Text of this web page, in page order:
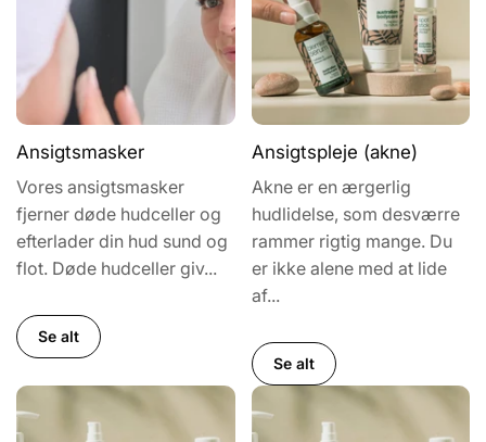
Ansigtsmasker
Vores ansigtsmasker
fjerner døde hudceller og
efterlader din hud sund og
flot. Døde hudceller giv...
Se alt
Ansigtspleje (akne)
Akne er en ærgerlig
hudlidelse, som desværre
rammer rigtig mange. Du
er ikke alene med at lide
af...
Se alt